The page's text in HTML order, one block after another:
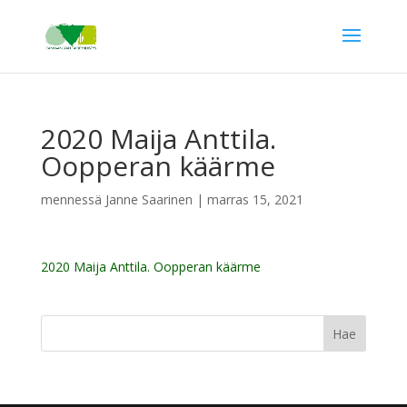
2020 Maija Anttila.
Oopperan käärme
mennessä Janne Saarinen | marras 15, 2021
2020 Maija Anttila. Oopperan käärme